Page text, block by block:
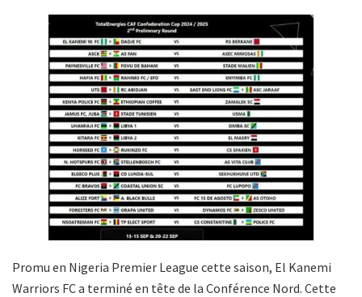
Promu en Nigeria Premier League cette saison, El Kanemi
Warriors FC a terminé en tête de la Conférence Nord. Cette